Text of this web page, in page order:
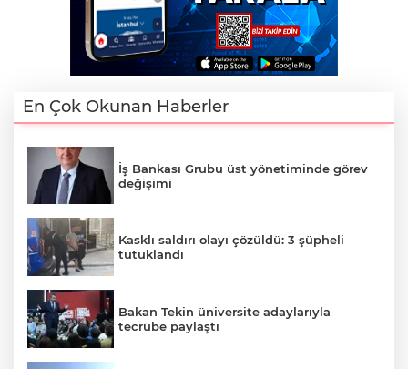
En Çok Okunan Haberler
İş Bankası Grubu üst yönetiminde görev
değişimi
Kasklı saldırı olayı çözüldü: 3 şüpheli
tutuklandı
Bakan Tekin üniversite adaylarıyla
tecrübe paylaştı